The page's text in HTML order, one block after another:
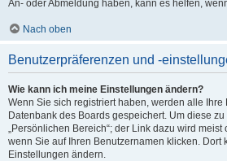
An- oder Abmeldung haben, kann es helfen,
Nach oben
Benutzerpräferenzen und -
Wie kann ich meine Einstellungen ändern?
Wenn Sie sich registriert haben, werden alle
Datenbank des Boards gespeichert. Um diese
„Persönlichen Bereich“; der Link dazu wird
wenn Sie auf Ihren Benutzernamen klicken. Dort
Einstellungen ändern.